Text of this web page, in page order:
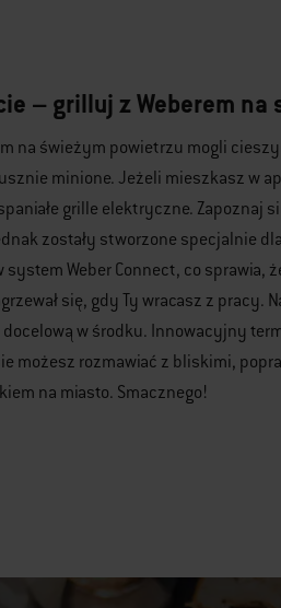
– grilluj z Weberem na
na świeżym powietrzu mogli
minione. Jeżeli mieszkasz w
grille elektryczne. Zapoznaj
zostały stworzone specjalnie
system Weber Connect, co
się, gdy Ty wracasz z
w środku. Innowacyjny
możesz rozmawiać z bliskimi,
na miasto. Smacznego!